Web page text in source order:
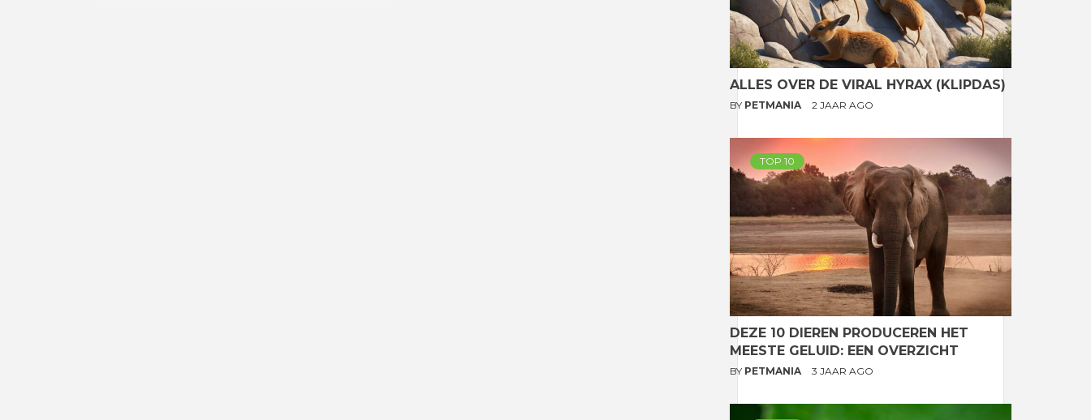
ALLES OVER DE VIRAL HYRAX (KLIPDAS)
BY PETMANIA 2 JAAR AGO
TOP 10
DEZE 10 DIEREN PRODUCEREN HET
MEESTE GELUID: EEN OVERZICHT
BY PETMANIA 3 JAAR AGO